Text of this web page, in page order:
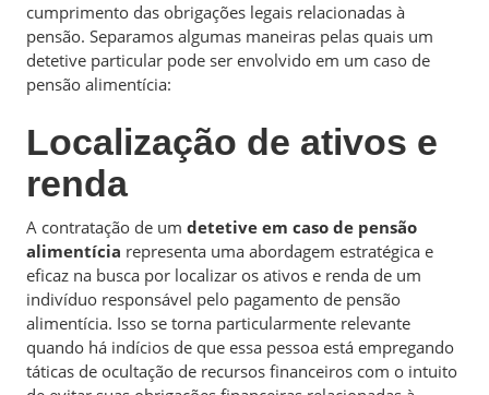
cumprimento das obrigações legais relacionadas à
pensão. Separamos algumas maneiras pelas quais um
detetive particular pode ser envolvido em um caso de
pensão alimentícia:
Localização de ativos e
renda
A contratação de um detetive em caso de pensão
alimentícia representa uma abordagem estratégica e
eficaz na busca por localizar os ativos e renda de um
indivíduo responsável pelo pagamento de pensão
alimentícia. Isso se torna particularmente relevante
quando há indícios de que essa pessoa está empregando
táticas de ocultação de recursos financeiros com o intuito